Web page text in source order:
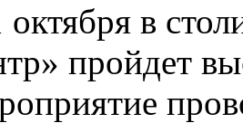
в
пройдет